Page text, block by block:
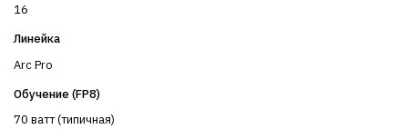
16
Линейка
Arc Pro
Обучение (FP8)
70 ватт (типичная)